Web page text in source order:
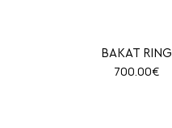
BAKAT RING
700.00€